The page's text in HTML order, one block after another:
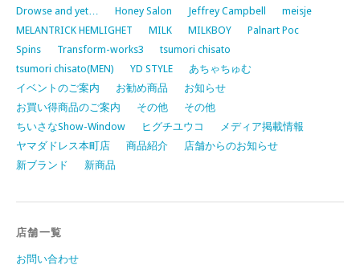
Drowse and yet…
Honey Salon Jeffrey Campbell
meisje
MELANTRICK HEMLIGHET
MILK MILKBOY
Palnart Poc
Spins
Transform-works3
tsumori chisato
tsumori chisato(MEN)
YD STYLE
あちゃちゅむ
イベントのご案内
お勧め商品
お知らせ
お買い得商品のご案内
その他
その他
ちいさなShow-Window
ヒグチユウコ
メディア掲載情報
ヤマダドレス本町店
商品紹介
店舗からのお知らせ
新ブランド
新商品
店舗一覧
お問い合わせ